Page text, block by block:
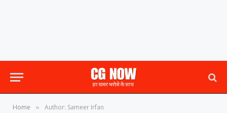
Home » Author: Sameer Irfan